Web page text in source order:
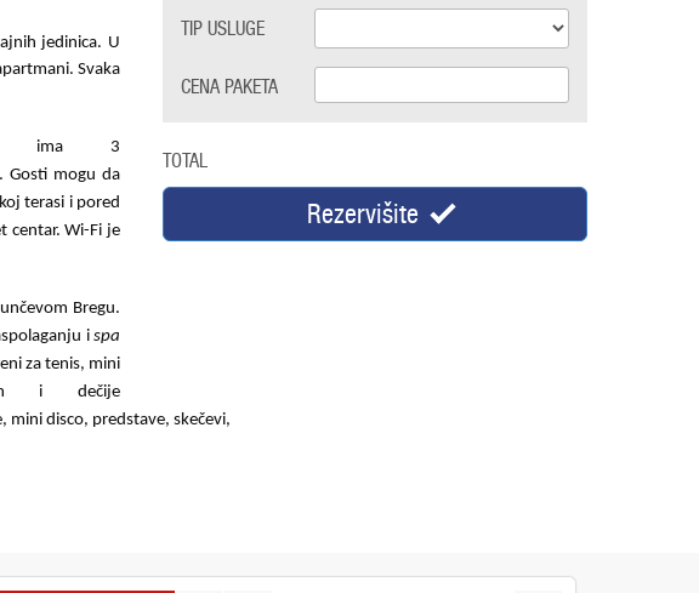
jedinica. U
Svaka
ima 3
Gosti mogu da
terasi i pored
centar. Wi-Fi je
Bregu.
i spa
za tenis, mini
i dečije
mini disco, predstave, skečevi,
TIP USLUGE
CENA PAKETA
TOTAL
Rezervišite